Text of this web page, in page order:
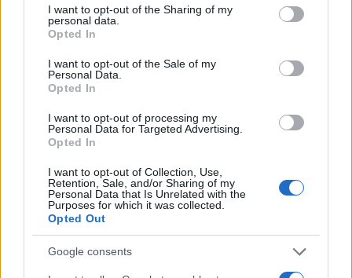
not limited to your visit or usage behaviour. You may click to
grant or deny consent to Google and its third-party tags to
use your data for below specified purposes in below Google
consent section.
I want to opt-out of the Sharing of my
personal data.
Opted In
I want to opt-out of the Sale of my
Personal Data.
Opted In
I want to opt-out of processing my
Personal Data for Targeted Advertising.
Opted In
I want to opt-out of Collection, Use,
Retention, Sale, and/or Sharing of my
Personal Data that Is Unrelated with the
Purposes for which it was collected.
Opted Out
Google consents
Πιο δημοφιλή
Σοκαριστική υπόθεση στην Κρήτη:
Τουρίστας ρωτούσε πόσο να πληρώσει για
να ασελγήσει σε 10χρονο κορίτσι - Το παιδί
καθόταν αμέριμνο σε αυλή επιχείρησης
Δεν ήταν μόνο η ταχύτητα που οδήγησε
στο τροχαίο στις Σέρρες με νεκρούς μητέρα
και γιο - «Ίσως κάτι απέσπασε την προσοχή
του οδηγού» λέει πραγματογνώμονας
Πέθανε ο Γουίλιαμ Όρμπιτ, παραγωγός του
εμβληματικού άλμπουμ της Μαντόνα «Ray
of Light»
Ανησυχία από το ξέσπασμα του ιού του
- «Καμπανάκι» από τον Ιατρικό Σύλλογο
Αθηνών για την προστασία της δημόσιας